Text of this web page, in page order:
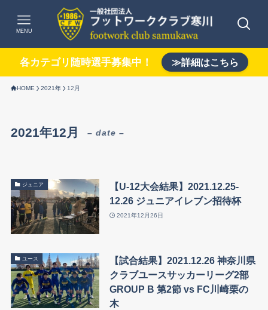
MENU
各カテゴリ随時選手募集中！ ≫詳細はこちら
HOME 2021年 12月
2021年12月 – date –
ジュニア
【U-12大会結果】2021.12.25-
12.26 ジュニアイレブン招待杯
2021年12月26日
ユース
【試合結果】2021.12.26 神奈川県
クラブユースサッカーリーグ2部
GROUP B 第2節 vs FC川崎栗の
木